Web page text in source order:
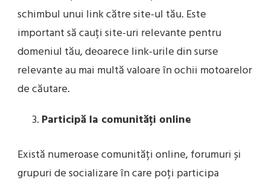
schimbul unui link către site-ul tău. Este
important să cauți site-uri relevante pentru
domeniul tău, deoarece link-urile din surse
relevante au mai multă valoare în ochii motoarelor
de căutare.
Participă la comunități online
Există numeroase comunități online, forumuri și
grupuri de socializare în care poți participa